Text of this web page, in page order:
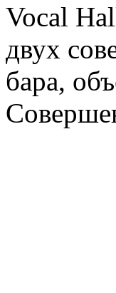
Vocal
двух
бара,